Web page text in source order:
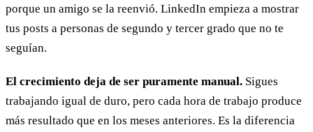
porque un amigo se la reenvió. LinkedIn empieza a mostrar
tus posts a personas de segundo y tercer grado que no te
seguían.
El crecimiento deja de ser puramente manual. Sigues
trabajando igual de duro, pero cada hora de trabajo produce
más resultado que en los meses anteriores. Es la diferencia